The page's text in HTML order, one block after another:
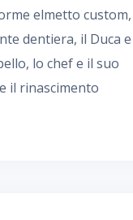
elmetto
dentiera, il Duca
lo chef e il suo
il rinascimento